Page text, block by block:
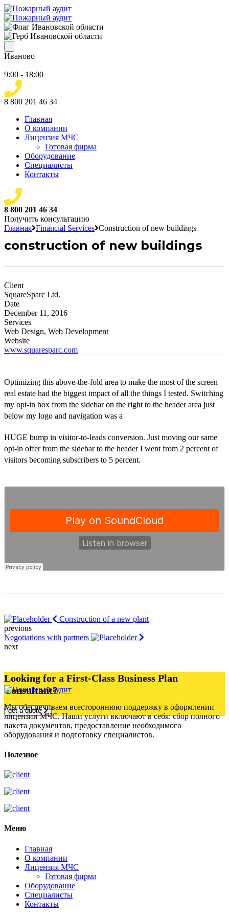
Иваново
9:00 - 18:00
8 800 201 46 34
Главная
О компании
Лицензия МЧС
Готовая фирма
Оборудование
Специалисты
Контакты
8 800 201 46 34
Получить консультацию
Главная Financial Services Construction of new buildings
construction of new buildings
Client
SquareSparc Ltd.
Date
December 11, 2016
Services
Web Design, Web Development
Website
www.squaresparc.com
Optimizing this above-the-fold area to make the most of the screen
real estate had the biggest impact of all the things I tested. Switching
my opt-in box from the sidebar on the right to the header area just
below my logo and navigation was a
HUGE bump in visitor-to-leads conversion. Just moving our same
opt-in offer from the sidebar to the header I went from 2 percent of
visitors becoming subscribers to 5 percent.
Construction of a new plant
previous
Negotiations with partners
next
Looking for a First-Class Business Plan
Consultant?
get a quote
Мы обеспечиваем всестороннюю поддержку в оформлении
лицензии МЧС. Наши услуги включают в себя: сбор полного
пакета документов, предоставление необходимого
оборудования и подготовку специалистов.
Полезное
Меню
Главная
О компании
Лицензия МЧС
Готовая фирма
Оборудование
Специалисты
Контакты